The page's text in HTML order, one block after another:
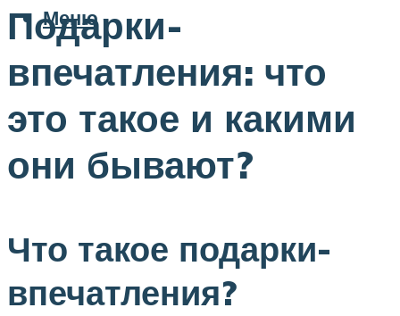
Меню
Подарки-
впечатления: что
это такое и какими
они бывают?
Что такое подарки-
впечатления?